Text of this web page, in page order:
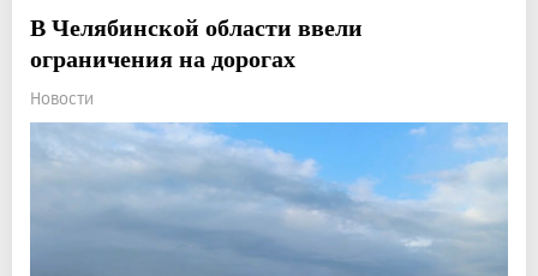
В Челябинской области ввели
ограничения на дорогах
Новости